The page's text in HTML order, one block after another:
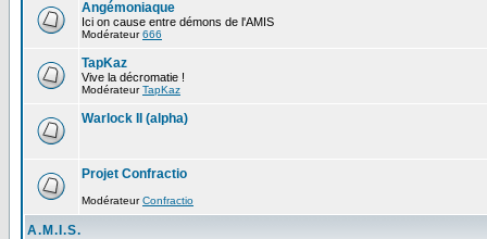
Angémoniaque
Ici on cause entre démons de l'AMIS
Modérateur666
TapKaz
Vive la décromatie !
ModérateurTapKaz
Warlock II (alpha)
Projet Confractio
ModérateurConfractio
A.M.I.S.